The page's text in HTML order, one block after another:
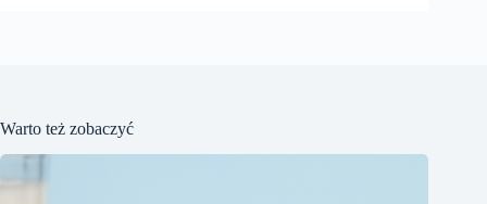
Warto też zobaczyć